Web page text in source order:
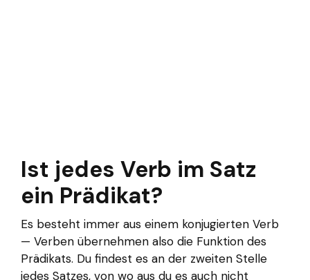
Ist jedes Verb im Satz
ein Prädikat?
Es besteht immer aus einem konjugierten Verb
— Verben übernehmen also die Funktion des
Prädikats. Du findest es an der zweiten Stelle
jedes Satzes, von wo aus du es auch nicht